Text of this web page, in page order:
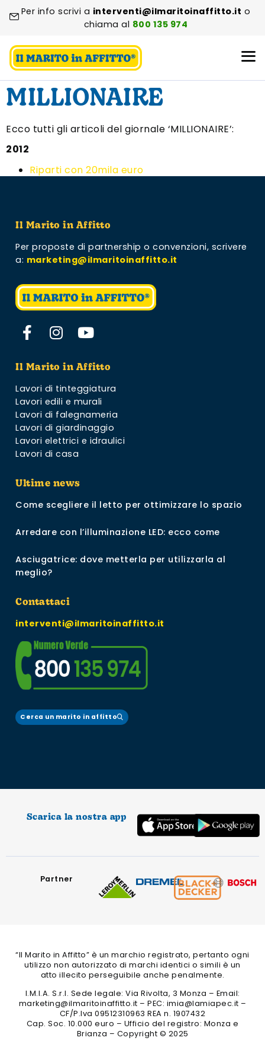
Per info scrivi a interventi@ilmaritoinaffitto.it o
chiama al 800 135 974
MILLIONAIRE
Ecco tutti gli articoli del giornale ‘MILLIONAIRE’:
2012
Riparti con 20mila euro
Il Marito in Affitto
Per proposte di partnership o convenzioni, scrivere
a: marketing@ilmaritoinaffitto.it
Il Marito in Affitto
Lavori di tinteggiatura
Lavori edili e murali
Lavori di falegnameria
Lavori di giardinaggio
Lavori elettrici e idraulici
Lavori di casa
Ultime news
Come scegliere il letto per ottimizzare lo spazio
Arredare con l’illuminazione LED: ecco come
Asciugatrice: dove metterla per utilizzarla al
meglio?
Contattaci
interventi@ilmaritoinaffitto.it
Cerca un marito in affitto
Scarica la nostra app
Partner
“Il Marito in Affitto” è un marchio registrato, pertanto ogni
utilizzo non autorizzato di marchi identici o simili è un
atto illecito perseguibile anche penalmente.
I.M.I.A. S.r.l. Sede legale: Via Rivolta, 3 Monza – Email:
marketing@ilmaritoinaffitto.it – PEC: imia@lamiapec.it –
CF/P.Iva 09512310963 REA n. 1907432
Cap. Soc. 10.000 euro – Ufficio del registro: Monza e
Brianza – Copyright © 2025